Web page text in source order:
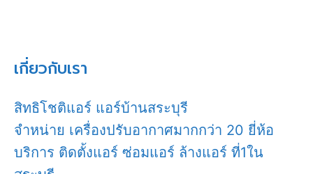
เกี่ยวกับเรา
สิทธิโชติแอร์ แอร์บ้านสระบุรี
จำหน่าย เครื่องปรับอากาศมากกว่า 20 ยี่ห้อ
บริการ ติดตั้งแอร์ ซ่อมแอร์ ล้างแอร์ ที่1ใน